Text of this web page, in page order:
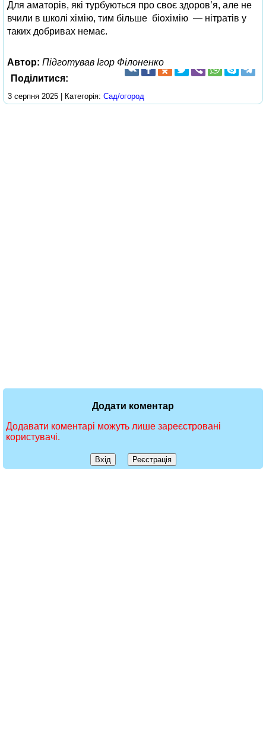
Для аматорів, які турбуються про своє здоров’я, але не
вчили в школі хімію, тим більше біохімію — нітратів у
таких добривах немає.
Автор: Підготував Ігор Філоненко
Поділитися:
3 серпня 2025 | Категорія: Сад/огород
Додати коментар
Додавати коментарі можуть лише зареєстровані
користувачі.
Вхід Реєстрація